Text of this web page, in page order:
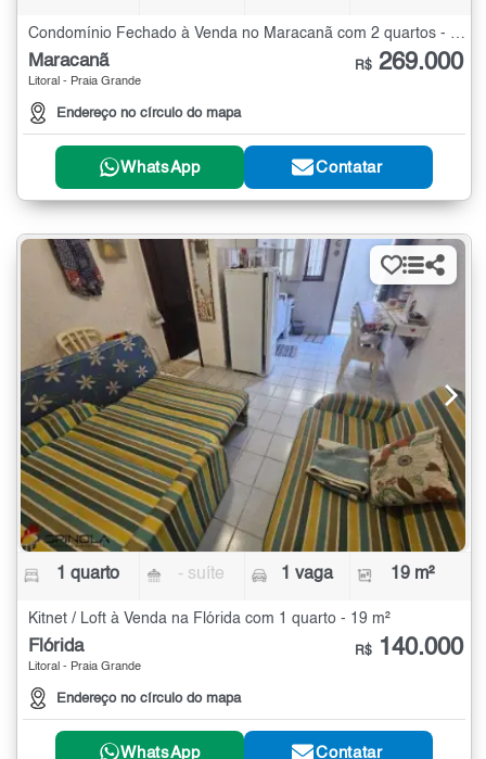
Condomínio Fechado à Venda no Maracanã com 2 quartos - 44 m²
Maracanã
Litoral - Praia Grande
Endereço no círculo do mapa
R$ 269.000
WhatsApp Contatar
1 quarto - suíte 1 vaga 19 m²
Kitnet / Loft à Venda na Flórida com 1 quarto - 19 m²
Flórida
Litoral - Praia Grande
Endereço no círculo do mapa
R$ 140.000
WhatsApp Contatar